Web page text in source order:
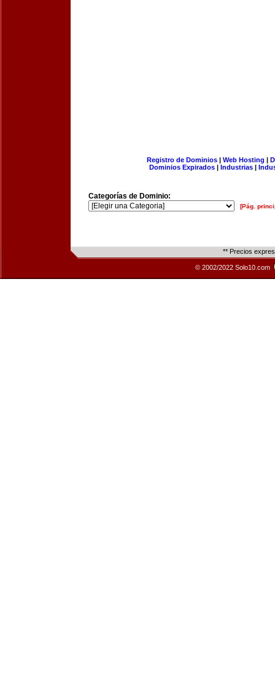
Registro de Dominios| Web Hosting |
Dominios Expirados | Industrias |
Categorías de Dominio:
[Pág.
** Precios
© 2002/2022 Solo10.com